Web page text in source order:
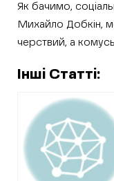
Як бачимо,
Михайло Добкін,
черствий, а комусь
Інші Статті: